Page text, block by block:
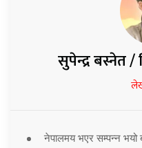
सुपेन्द्र बस्नेत
नेपालमय भएर सम्पन्न भयो